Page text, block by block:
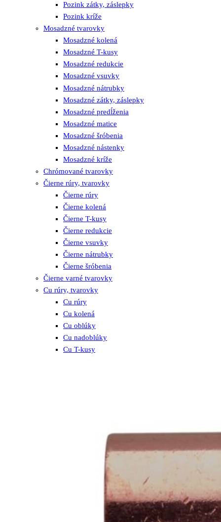
Pozink zátky, záslepky
Pozink kríže
Mosadzné tvarovky
Mosadzné kolená
Mosadzné T-kusy
Mosadzné redukcie
Mosadzné vsuvky
Mosadzné nátrubky
Mosadzné zátky, záslepky
Mosadzné predĺženia
Mosadzné matice
Mosadzné šróbenia
Mosadzné nástenky
Mosadzné kríže
Chrómované tvarovky
Čierne rúry, tvarovky
Čierne rúry
Čierne kolená
Čierne T-kusy
Čierne redukcie
Čierne vsuvky
Čierne nátrubky
Čierne šróbenia
Čierne varné tvarovky
Cu rúry, tvarovky
Cu rúry
Cu kolená
Cu oblúky
Cu nadoblúky
Cu T-kusy